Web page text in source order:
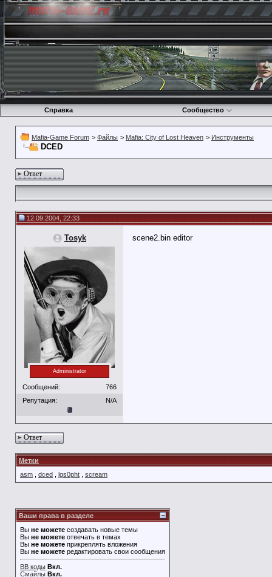
Справка Сообщество
Mafia-Game Forum > Файлы > Mafia: City of Lost Heaven > Инструменты
DCED
Ответ
12.09.2004, 22:33
Tosyk
Administrator
Сообщений:
766
Репутация:
N/A
scene2.bin editor
Ответ
Метки
asm
dced lgs0pht scream
Ваши права в разделе
Вы не можете создавать новые темы
Вы не можете отвечать в темах
Вы не можете прикреплять вложения
Вы не можете редактировать свои сообщения
BB коды Вкл.
Смайлы Вкл.